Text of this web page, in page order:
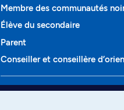
Membre des communautés
Élève du secondaire
Parent
Conseiller et conseillère
Programmes et cours